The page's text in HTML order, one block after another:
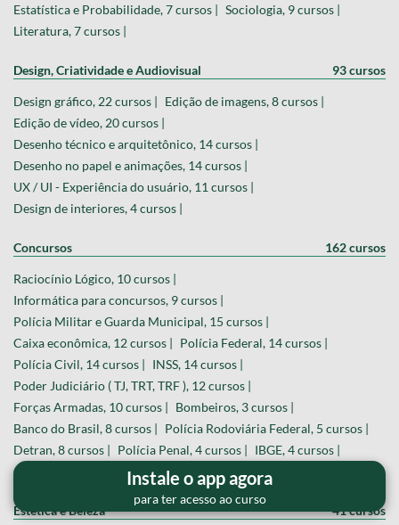
Instale o app agora
para ter acesso ao curso
Estatística e Probabilidade, 7 cursos | Sociologia, 9 cursos |
Literatura, 7 cursos |
Design, Criatividade e Audiovisual 93 cursos
Design gráfico, 22 cursos | Edição de imagens, 8 cursos |
Edição de vídeo, 20 cursos |
Desenho técnico e arquitetônico, 14 cursos |
Desenho no papel e animações, 14 cursos |
UX / UI - Experiência do usuário, 11 cursos |
Design de interiores, 4 cursos |
Concursos 162 cursos
Raciocínio Lógico, 10 cursos |
Informática para concursos, 9 cursos |
Polícia Militar e Guarda Municipal, 15 cursos |
Caixa econômica, 12 cursos | Polícia Federal, 14 cursos |
Polícia Civil, 14 cursos | INSS, 14 cursos |
Poder Judiciário ( TJ, TRT, TRF ), 12 cursos |
Forças Armadas, 10 cursos | Bombeiros, 3 cursos |
Banco do Brasil, 8 cursos | Polícia Rodoviária Federal, 5 cursos |
Detran, 8 cursos | Polícia Penal, 4 cursos | IBGE, 4 cursos |
Outros concursos, 20 cursos |
Estética e Beleza 41 cursos